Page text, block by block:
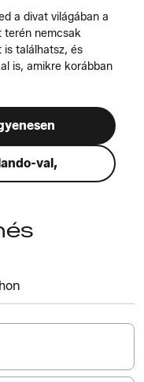
a divat világában a
terén nemcsak
is találhatsz, és
is, amikre korábban
val,